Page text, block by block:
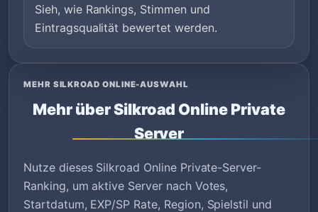
Sieh, wie Rankings, Stimmen und
Eintragsqualität bewertet werden.
MEHR SILKROAD ONLINE-AUSWAHL
Mehr über Silkroad Online Private
Server
Nutze dieses Silkroad Online Private-Server-
Ranking, um aktive Server nach Votes,
Startdatum, EXP/SP Rate, Region, Spielstil und